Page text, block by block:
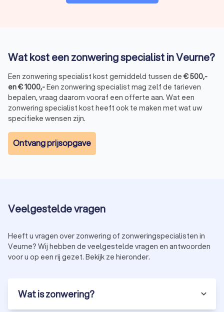
Wat kost een zonwering specialist in Veurne?
Een zonwering specialist kost gemiddeld tussen de €500,-
en€1000,-Een zonwering specialist mag zelf de tarieven
bepalen, vraag daarom vooraf een offerte aan. Wat een
zonwering specialist kost heeft ook te maken met wat uw
specifieke wensen zijn.
Ontvang prijsopgave
Veelgestelde vragen
Heeft u vragen over zonwering of zonweringspecialisten in
Veurne? Wij hebben de veelgestelde vragen en antwoorden
voor u op een rij gezet. Bekijk ze hieronder.
Wat is zonwering?